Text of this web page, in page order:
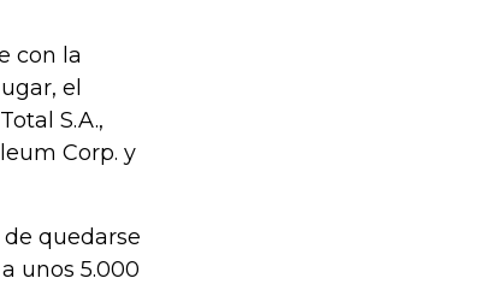
con la
el
S.A.,
Corp. y
quedarse
unos 5.000